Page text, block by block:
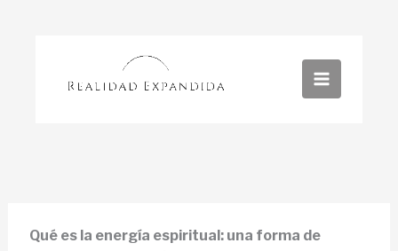
Qué es la energía espiritual: una forma de